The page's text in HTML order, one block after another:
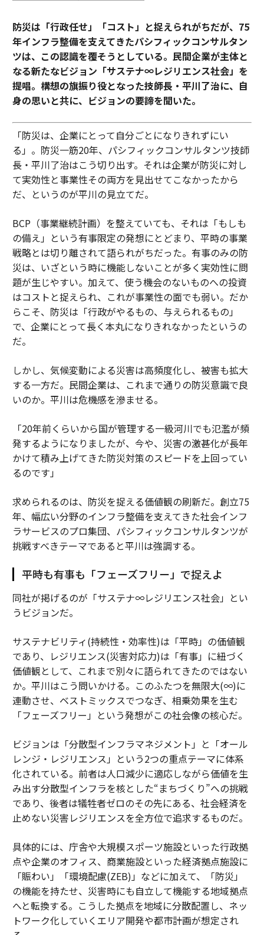
防災は「行政任せ」「コスト」と捉えられがちだが、75
年インフラ整備を支えてきたパシフィックコンサルタン
ツは、この認識を覆そうとしている。民間企業が主体と
なる新たなビジョン「サステナ∞レジリエンス社会」を
提唱。構想の旗振り役となった技師長・平川了治に、自
身の思いと共に、ビジョンの要諦を聞いた。
「防災は、企業にとって自分ごとになりきれずにい
る」。防災一筋20年、パシフィックコンサルタンツ技師
長・平川了治はこう切り出す。それは企業が防災に対し
て実効性と事業性その両方を見出せてこなかったから
だ、というのが平川の見立てだ。
BCP（事業継続計画）を整えていても、それは「もしも
の備え」という有事限定の発想にとどまり、平時の事業
戦略とは切り離されて語られがちだった。有事のみの防
災は、いざという時に機能しないことが多く実効性に問
題が生じやすい。加えて、使う機会のないものへの投資
はコストと捉えられ、これが事業性の面でも弱い。だか
らこそ、防災は「行政がやるもの、与えられるもの」
で、企業にとって長く本丸になりきれなかったというの
だ。
しかし、気候変動による災害は高頻度化し、被害も拡大
する一方だ。民間企業は、これまで通りの防災意識で良
いのか。平川は危機感を滲ませる。
「20年前くらいから国が管理する一級河川でも氾濫が頻
発するようになりましたが、今や、災害の激甚化が長年
かけて積み上げてきた防災対策のスピードを上回ってい
るのです」
求められるのは、防災を捉える価値観の刷新だ。創立75
年、幅広い分野のインフラ整備を支えてきた社会インフ
ラサービスのプロ集団、パシフィックコンサルタンツが
挑戦すべきテーマであると平川は強調する。
平時も有事も「フェーズフリー」で捉えよ
同社が掲げるのが「サステナ∞レジリエンス社会」とい
うビジョンだ。
サステナビリティ(持続性・効率性)は「平時」の価値観
であり、レジリエンス(災害対応力)は「有事」に紐づく
価値観として、これまで別々に語られてきたのではない
か。平川はこう問いかける。このふたつを無限大(∞)に
連動させ、ベストミックスでつなぎ、相乗効果を生む
「フェーズフリー」という発想がこの社会像の核心だ。
ビジョンは「分散型インフラマネジメント」と「オール
レンジ・レジリエンス」という2つの重点テーマに体系
化されている。前者は人口減少に適応しながら価値を生
み出す分散型インフラを核とした“まちづくり”への挑戦
であり、後者は犠牲者ゼロのその先にある、社会経済を
止めない災害レジリエンスを全方位で追求するものだ。
具体的には、庁舎や大規模スポーツ施設といった行政拠
点や企業のオフィス、商業施設といった経済拠点施設に
「賑わい」「環境配慮(ZEB)」などに加えて、「防災」
の機能を持たせ、災害時にも自立して機能する地域拠点
へと転換する。こうした拠点を地域に分散配置し、ネッ
トワーク化していくエリア開発や都市計画が想定され